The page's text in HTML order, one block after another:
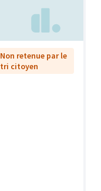
Non retenue par le
tri citoyen